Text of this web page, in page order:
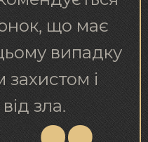
що має
випадку
захистом і
зла.